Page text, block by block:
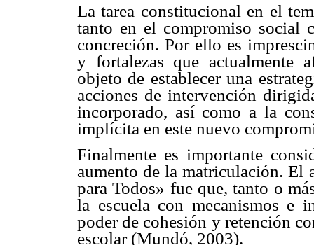
La tarea constitucional en el
tanto en el compromiso social
concreción. Por ello es
y fortalezas que actualmente
objeto de establecer una
acciones de intervención
incorporado, así como a la
implícita en este nuevo
Finalmente es importante
aumento de la matriculación. El
para Todos» fue que, tanto o
la escuela con mecanismos e
poder de cohesión y retención
escolar (Mundó, 2003).